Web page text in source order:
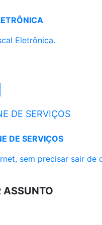
Eletrônica.
DE SERVIÇOS
DE SERVIÇOS
sem precisar sair de
ASSUNTO